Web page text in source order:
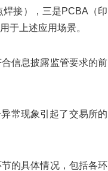
焊接），三是PCBA（印
于上述应用场景。
信息披露监管要求的前
常现象引起了交易所的
的具体情况，包括各环